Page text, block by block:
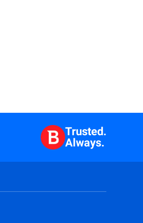
Trusted.
Always.